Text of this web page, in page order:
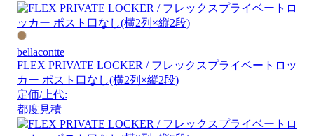
bellacontte
FLEX PRIVATE LOCKER / フレックスプライベートロッ
カー ポスト口なし(横2列×縦2段)
定価/上代:
都度見積